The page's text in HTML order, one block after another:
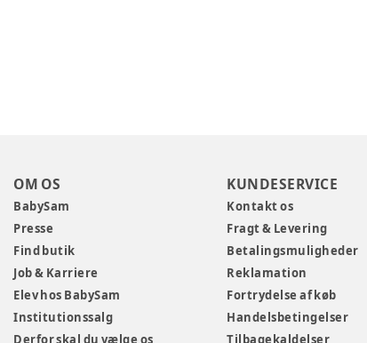
OM OS
BabySam
Presse
Find butik
Job & Karriere
Elev hos BabySam
Institutionssalg
Derfor skal du vælge os
KUNDESERVICE
Kontakt os
Fragt & Levering
Betalingsmuligheder
Reklamation
Fortrydelse af køb
Handelsbetingelser
Tilbagekaldelser